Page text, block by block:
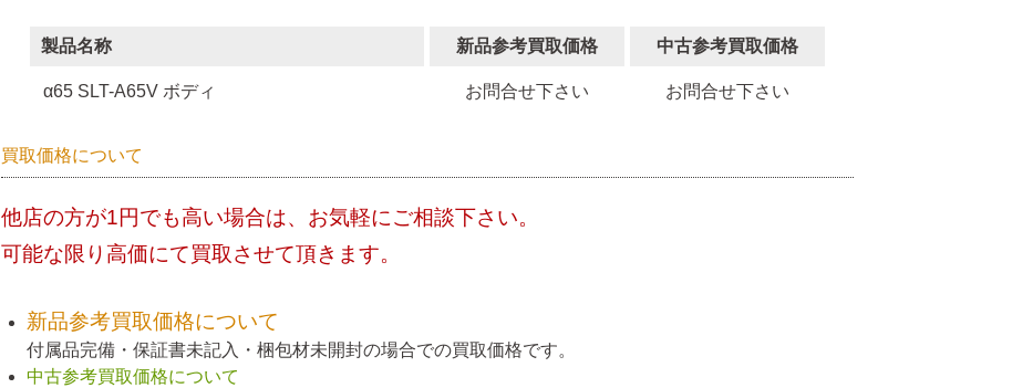
製品名称 新品参考買取価格 中古参考買取価格
α65 SLT-A65V ボディ お問合せ下さい お問合せ下さい
買取価格について
他店の方が1円でも高い場合は、お気軽にご相談下さい。
可能な限り高価にて買取させて頂きます。
新品参考買取価格について
付属品完備・保証書未記入・梱包材未開封の場合での買取価格です。
中古参考買取価格について